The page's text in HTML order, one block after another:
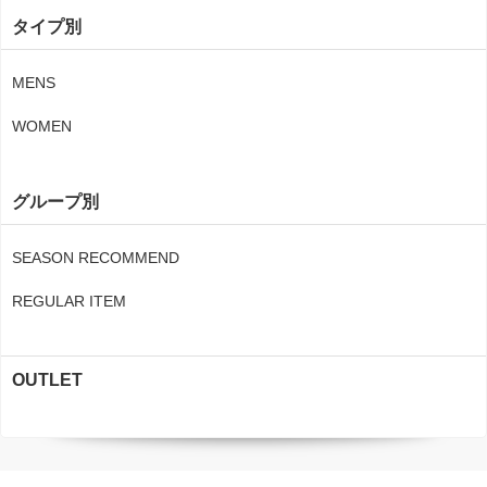
タイプ別
MENS
WOMEN
グループ別
SEASON RECOMMEND
REGULAR ITEM
OUTLET